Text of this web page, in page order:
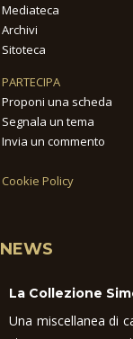
Mediateca
Archivi
Sitoteca
PARTECIPA
Proponi una scheda
Segnala un tema
Invia un commento
Cookie Policy
NEWS
La Collezione
Una miscellanea di